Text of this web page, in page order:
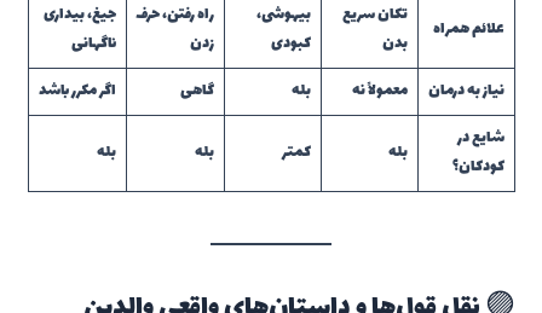
علائم همراه
تکان سریع
بدن
بیهوشی،
کبودی
راه رفتن، حرف
زدن
جیغ، بیداری
ناگهانی
نیاز به درمان
معمولاً نه بله گاهی
اگر مکرر باشد
شایع در
کودکان؟
بله کمتر بله بله